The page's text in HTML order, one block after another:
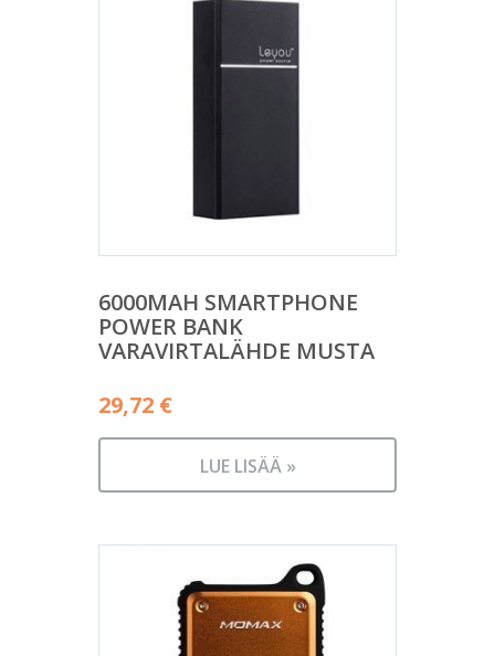
6000MAH SMARTPHONE
POWER BANK
VARAVIRTALÄHDE MUSTA
29,72 €
LUE LISÄÄ »